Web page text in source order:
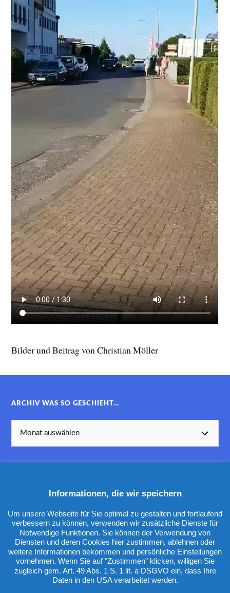
Bilder und Beitrag von Christian Möller
ARCHIV WAS SO GESCHIEHT…
KATEGORIENInformationen, die wir speichern
Um unsere Webseite für Sie optimal zu gestalten und fortlaufend
verbessern zu können, verwenden wir zusätzliche Dienste für
Notwendige Funktionen. Sie können der Verwendung von
Diensten und deren Cookies hier zustimmen, ablehnen oder
weitere Informationen bekommen und persönliche Einstellungen
vornehmen. Wenn Sie auf "Zustimmen" klicken, willigen Sie
zugleich gem. Art. 49 Abs. 1 S. 1 lit. a DSGVO ein, dass Ihre
Daten in den USA verarbeitet werden.